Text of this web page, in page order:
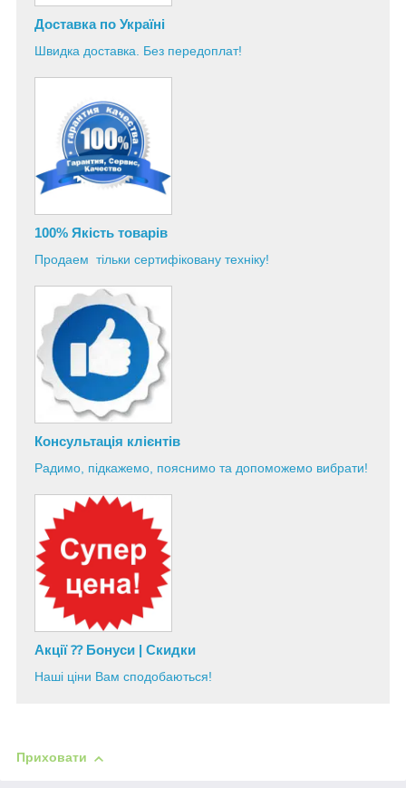
Доставка по Україні
Швидка доставка. Без передоплат!
100% Якість товарів
Продаем тільки сертифіковану техніку!
Консультація клієнтів
Радимо, підкажемо, пояснимо та допоможемо вибрати!
Акції ⁇ Бонуси | Скидки
Наші ціни Вам сподобаються!
Приховати